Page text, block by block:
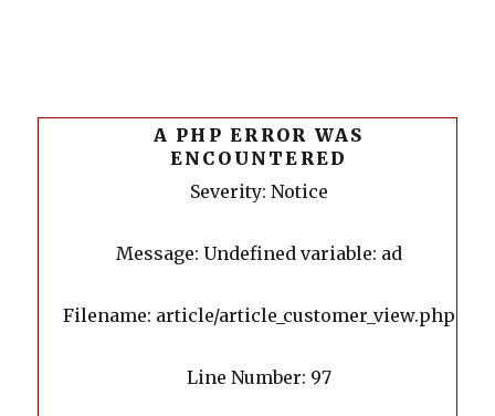
A PHP ERROR WAS
ENCOUNTERED
Severity: Notice
Message: Undefined variable: ad
Filename: article/article_customer_view.php
Line Number: 97